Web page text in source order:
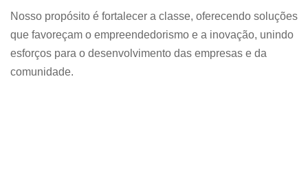
Nosso propósito é fortalecer a classe, oferecendo soluções
que favoreçam o empreendedorismo e a inovação, unindo
esforços para o desenvolvimento das empresas e da
comunidade.